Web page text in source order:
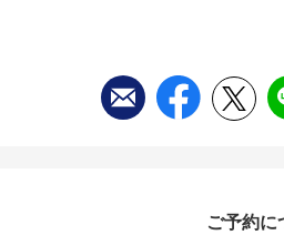
～ 2026年9月30日（水）
ご予約に